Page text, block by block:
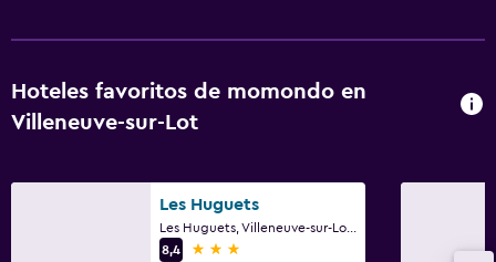
Hoteles favoritos de momondo en
Villeneuve-sur-Lot
Les Huguets
8,4
3 estrellas